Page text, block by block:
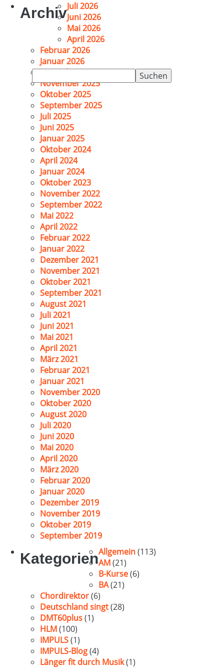
Suchen
nach:
ArchivJuli 2026
Juni 2026
Mai 2026
April 2026
Februar 2026
Januar 2026
Dezember 2025
November 2025
Oktober 2025
September 2025
Juli 2025
Juni 2025
Januar 2025
Oktober 2024
April 2024
Januar 2024
Oktober 2023
November 2022
September 2022
Mai 2022
April 2022
Februar 2022
Januar 2022
Dezember 2021
November 2021
Oktober 2021
September 2021
August 2021
Juli 2021
Juni 2021
Mai 2021
April 2021
März 2021
Februar 2021
Januar 2021
November 2020
Oktober 2020
August 2020
Juli 2020
Juni 2020
Mai 2020
April 2020
März 2020
Februar 2020
Januar 2020
Dezember 2019
November 2019
Oktober 2019
September 2019
KategorienAllgemein(113)
AM(21)
B-Kurse(6)
BA(21)
Chordirektor(6)
Deutschland singt(28)
DMT60plus(1)
HLM(100)
IMPULS(1)
IMPULS-Blog(4)
Länger fit durch Musik(1)